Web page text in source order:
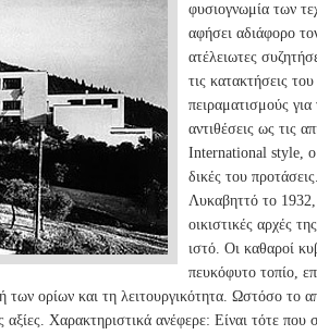
φυσιογνωμία των
αφήσει αδιάφορο
ατέλειωτες
τις κατακτήσεις
πειραματισμούς
αντιθέσεις ως τις
International style, ο
δικές του
Λυκαβηττό το 1932,
οικιστικές αρχές
ιστό. Οι καθαροί
πευκόφυτο τοπίο,
ορίων και τη λειτουργικότητα. Ωστόσο το
Χαρακτηριστικά ανέφερε: Είναι τότε που